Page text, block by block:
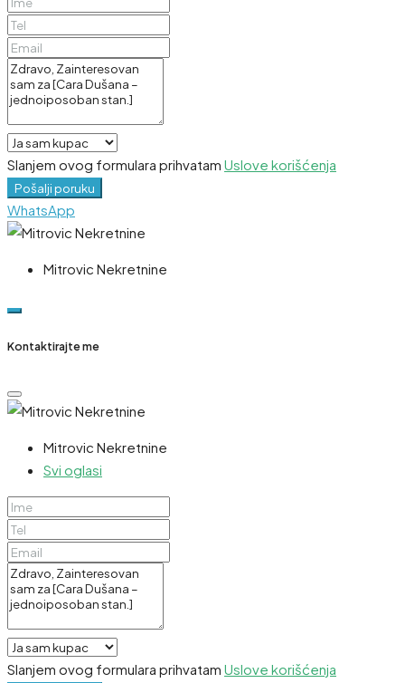
Slanjem ovog formulara prihvatam Uslove korišćenja
Pošalji poruku
WhatsApp
Mitrovic Nekretnine
Kontaktirajte me
Mitrovic Nekretnine
Svi oglasi
Slanjem ovog formulara prihvatam Uslove korišćenja